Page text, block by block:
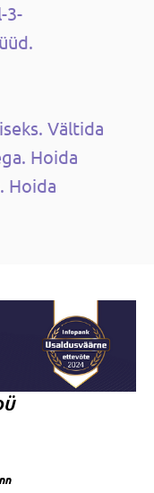
3-
Vältida
Hoida
Hoida